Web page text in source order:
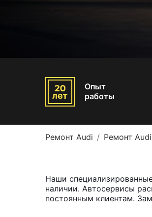
Опыт
работы
Ремонт Audi Ремонт
Наши
наличии. Автосервисы
постоянным клиентам.